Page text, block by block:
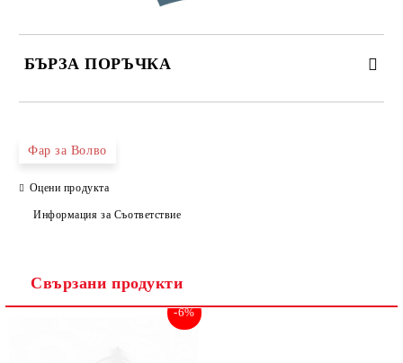
БЪРЗА ПОРЪЧКА
Фар за Волво
Оцени продукта
Информация за Съответствие
Свързани продукти
-6%